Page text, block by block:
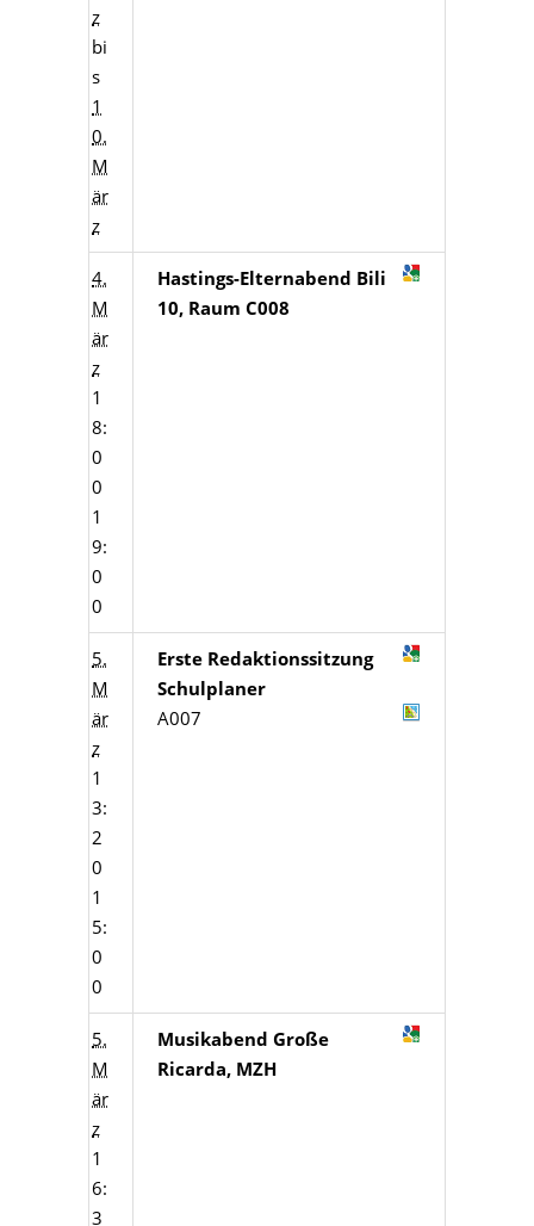
z
bi
s
1
0.
M
är
z
4.
M
är
z
1
8:
0
0
1
9:
0
0
Hastings-Elternabend Bili
10, Raum C008
5.
M
är
z
1
3:
2
0
1
5:
0
0
Erste Redaktionssitzung
Schulplaner
A007
5.
M
är
z
1
6:
3
Musikabend Große
Ricarda, MZH